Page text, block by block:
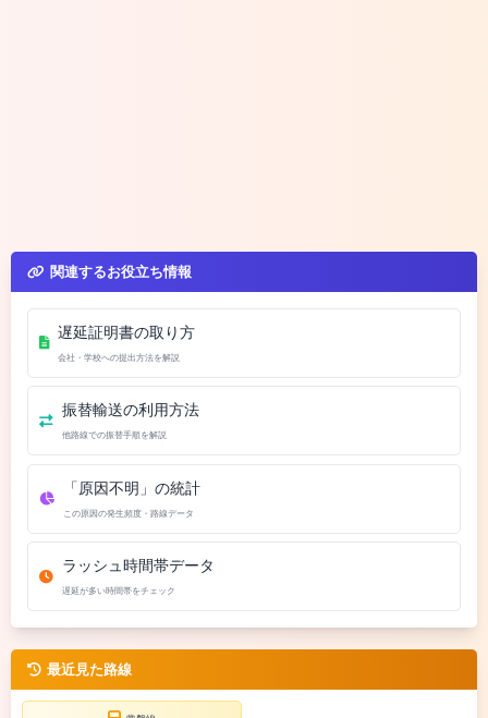
関連するお役立ち情報
遅延証明書の取り方
会社・学校への提出方法を解説
振替輸送の利用方法
他路線での振替手順を解説
「原因不明」の統計
この原因の発生頻度・路線データ
ラッシュ時間帯データ
遅延が多い時間帯をチェック
最近見た路線